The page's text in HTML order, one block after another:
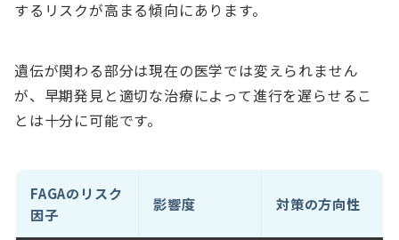
するリスクが高まる傾向にあります。
遺伝が関わる部分は現在の医学では変えられません
が、早期発見と適切な治療によって進行を遅らせるこ
とは十分に可能です。
FAGAのリスク
因子
影響度 対策の方向性